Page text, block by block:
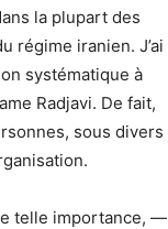
la plupart des
régime iranien. J’ai
systématique à
Radjavi. De fait,
sous divers
telle importance, —